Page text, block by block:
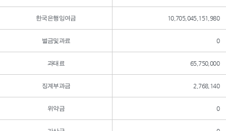
한국은행잉여금 10,705,045,151,980
벌금및과료 0
과태료 65,750,000
징계부과금 2,768,140
위약금 0